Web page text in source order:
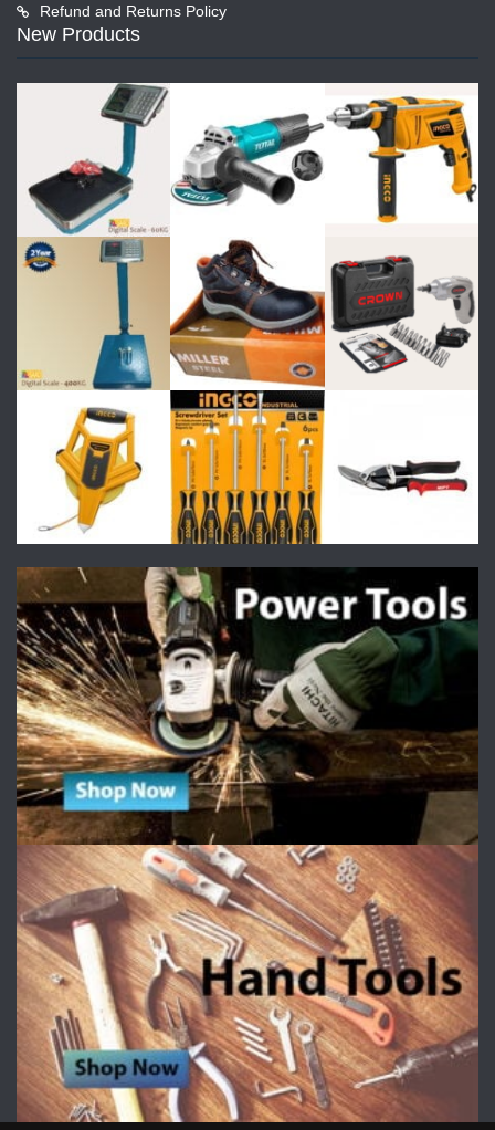
Refund and Returns Policy
New Products